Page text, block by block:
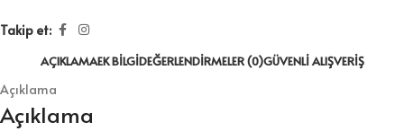
Takip et:
AÇIKLAMAEK BILGIDEĞERLENDIRMELER (0)GÜVENLI ALIŞVERIŞ
Açıklama
Açıklama